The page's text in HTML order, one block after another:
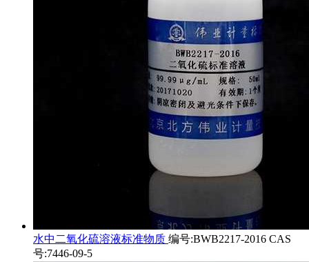
水中二氧化硫溶液标准物质 编号:BWB2217-2016 CAS
号:7446-09-5